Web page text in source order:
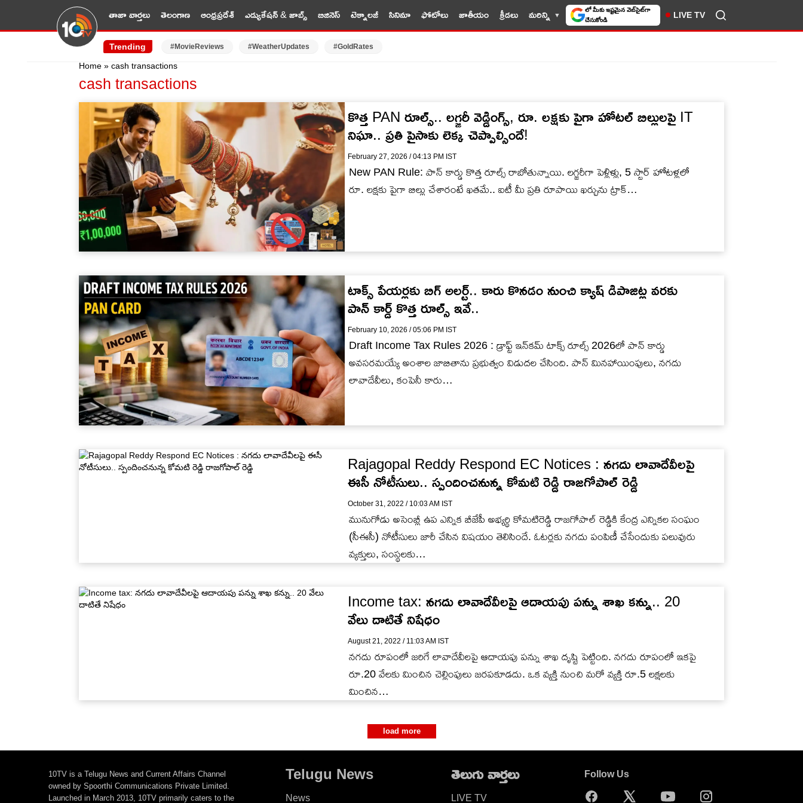
తాజా వార్తలు తెలంగాణ ఆంధ్రప్రదేశ్ ఎడ్యుకేషన్ & జాబ్స్ బిజినెస్ టెక్నాలజీ సినిమా ఫోటోలు జాతీయం క్రీడలు మరిన్ని 10TV సెలెక్ట్ చేసుకోండి LIVE TV
Trending #MovieReviews #WeatherUpdates #GoldRates
Home » cash transactions
cash transactions
కొత్త PAN రూల్స్.. లగ్జరీ వెడ్డింగ్స్, రూ. లక్షకు పైగా హోటల్ బిల్లులపై IT
నిఘా.. ప్రతి పైసాకు లెక్క చెప్పాల్సిందే!
February 27, 2026 / 04:13 PM IST
New PAN Rule: పాన్ కార్డు కొత్త రూల్స్ రాబోతున్నాయి. లగ్జరీగా పెళ్లిళ్లు, 5 స్టార్ హోటళ్లలో
రూ. లక్షకు పైగా బిల్లు చేశారంటే ఖతమే.. ఐటీ మీ ప్రతి రూపాయి ఖర్చును ట్రాక్…
టాక్స్ పేయర్లకు బిగ్ అలర్ట్.. కారు కొనడం నుంచి క్యాష్ డిపాజిట్ల వరకు
పాన్ కార్డ్ కొత్త రూల్స్ ఇవే..
February 10, 2026 / 05:06 PM IST
Draft Income Tax Rules 2026 : డ్రాఫ్ట్ ఇన్‌కమ్ టాక్స్ రూల్స్ 2026లో పాన్ కార్డు
అవసరమయ్యే అంశాల జాబితాను ప్రభుత్వం విడుదల చేసింది. పాన్ మినహాయింపులు, నగదు
లావాదేవీలు, కంపెనీ కారు…
Rajagopal Reddy Respond EC Notices : న‌గ‌దు లావాదేవీలపై
ఈసీ నోటీసులు.. స్పందించనున్న కోమటి రెడ్డి రాజగోపాల్ రెడ్డి
October 31, 2022 / 10:03 AM IST
మునుగోడు అసెంబ్లీ ఉప ఎన్నిక బీజేపీ అభ్యర్థి కోమటిరెడ్డి రాజగోపాల్ రెడ్డికి కేంద్ర ఎన్నిక‌ల సంఘం
(సీఈసీ) నోటీసులు జారీ చేసిన విషయం తెలిసిందే. ఓట‌ర్ల‌కు న‌గ‌దు పంపిణీ చేసేందుకు ప‌లువురు
వ్య‌క్తులు, సంస్థ‌ల‌కు…
Income tax: నగదు లావాదేవీలపై ఆదాయపు పన్ను శాఖ కన్ను.. 20
వేలు దాటితే నిషేధం
August 21, 2022 / 11:03 AM IST
నగదు రూపంలో జరిగే లావాదేవీలపై ఆదాయపు పన్ను శాఖ దృష్టి పెట్టింది. నగదు రూపంలో ఇకపై
రూ.20 వేలకు మించిన చెల్లింపులు జరపకూడదు. ఒక వ్యక్తి నుంచి మరో వ్యక్తి రూ.5 లక్షలకు
మించిన…
load more
10TV is a Telugu News and Current Affairs Channel
owned by Spoorthi Communications Private Limited.
Launched in March 2013, 10TV primarily caters to the
Telugu News
News
తెలుగు వార్తలు
LIVE TV
Follow Us